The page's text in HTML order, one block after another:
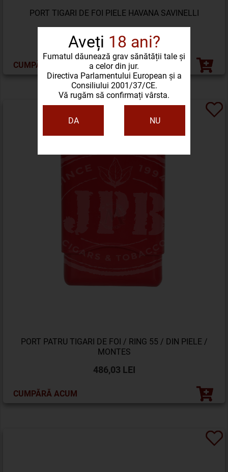
Aveți 18 ani?
Fumatul dăunează grav sănătății tale și
a celor din jur.
Directiva Parlamentului European și a
Consiliului 2001/37/CE.
Vă rugăm să confirmați vârsta.
DA NU
PORT TIGARI DE FOI PIELE HAVANA SAVINELLI
498,24 LEI
CUMPĂRĂ ACUM
PORT PATRU TIGARI DE FOI / RING 55 / DIN PIELE /
MONTES
486,03 LEI
CUMPĂRĂ ACUM